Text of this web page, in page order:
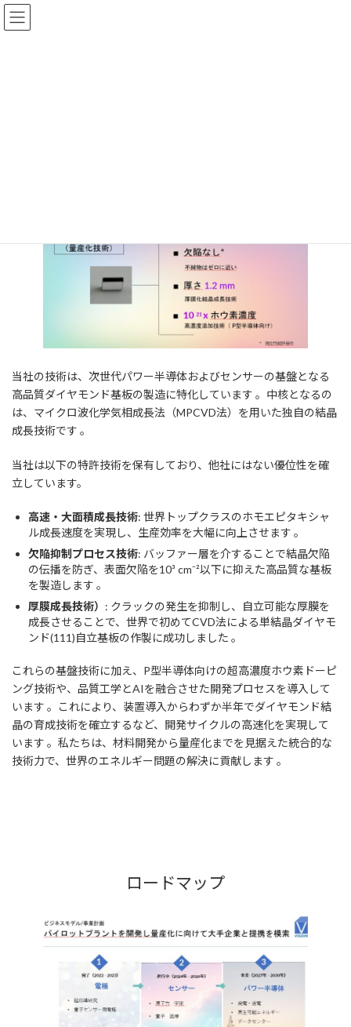
コ
ン
ナ
ビ
当社の技術は、次世代パワー半導体およびセンサーの基盤となる
高品質ダイヤモンド基板の製造に特化しています 。中核となるの
は、マイクロ波化学気相成長法（MPCVD法）を用いた独自の結晶
成長技術です 。
当社は以下の特許技術を保有しており、他社にはない優位性を確
立しています。
高速・大面積成長技術: 世界トップクラスのホモエピタキシャ
ル成長速度を実現し、生産効率を大幅に向上させます 。
欠陥抑制プロセス技術: バッファー層を介することで結晶欠陥
の伝播を防ぎ、表面欠陥を10³ cm⁻²以下に抑えた高品質な基板
を製造します 。
厚膜成長技術） : クラックの発生を抑制し、自立可能な厚膜を
成長させることで、世界で初めてCVD法による単結晶ダイヤモ
ンド(111)自立基板の作製に成功しました 。
これらの基盤技術に加え、P型半導体向けの超高濃度ホウ素ドーピ
ング技術や、品質工学とAIを融合させた開発プロセスを導入して
います 。これにより、装置導入からわずか半年でダイヤモンド結
晶の育成技術を確立するなど、開発サイクルの高速化を実現して
います 。私たちは、材料開発から量産化までを見据えた統合的な
技術力で、世界のエネルギー問題の解決に貢献します 。
ロードマップ